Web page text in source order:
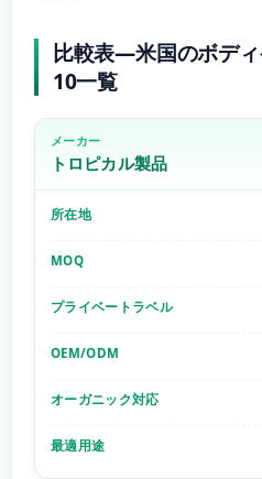
比較表—米国のボデ
10一覧
トロピカル製品